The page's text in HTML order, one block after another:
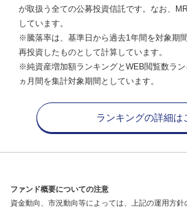
が取扱う全ての公募投資信託です。なお、
しています。
※騰落率は、基準日から過去1年間を対象期
再投資したものとして計算しています。
※純資産増加額ランキングとWEB閲覧数ラ
ヵ月間を集計対象期間としています。
ランキングの詳細は
ファンド概要についての注意
資金動向、市況動向等によっては、上記の運用方